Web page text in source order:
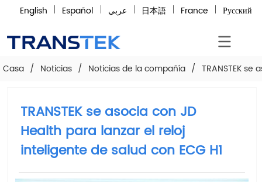
English Español عربي 日本語 France Русский
Casa / Noticias / Noticias de la compañía / TRANSTEK
TRANSTEK se asocia con JD
Health para lanzar el reloj
inteligente de salud con ECG H1